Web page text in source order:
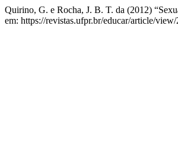
Quirino, G. e Rocha, J. B. T. da (2012)
em: https://revistas.ufpr.br/educar/article/